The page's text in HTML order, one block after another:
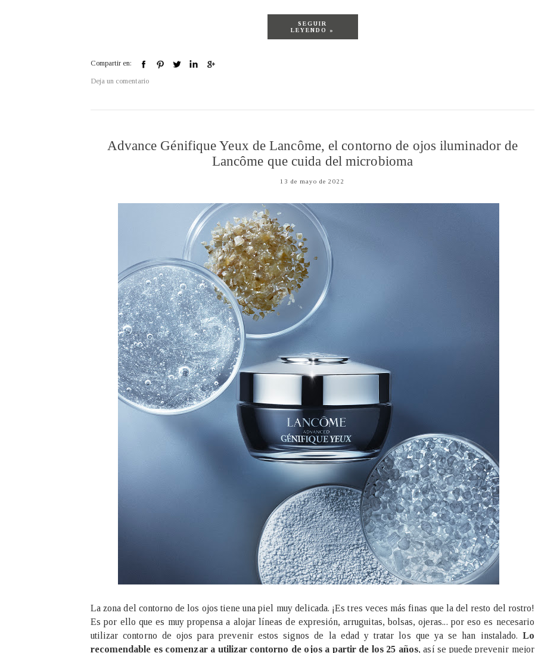
SEGUIR
LEYENDO »
Compartir en:
Deja un comentario
Advance Génifique Yeux de Lancôme, el contorno de ojos iluminador de
Lancôme que cuida del microbioma
13 de mayo de 2022
La zona del contorno de los ojos tiene una piel muy delicada. ¡Es tres veces más finas que la del resto del rostro!
Es por ello que es muy propensa a alojar líneas de expresión, arruguitas, bolsas, ojeras... por eso es necesario
utilizar contorno de ojos para prevenir estos signos de la edad y tratar los que ya se han instalado. Lo
recomendable es comenzar a utilizar contorno de ojos a partir de los 25 años, así se puede prevenir mejor